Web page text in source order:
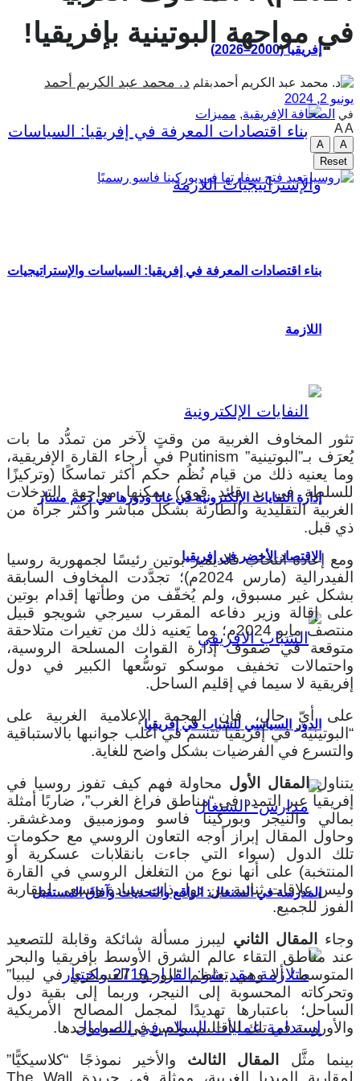
إفريقيا (2000–2026)
بناء اقتصادات المعرفة في إفريقيا: السياسات والإستراتيجيات
اللازمة
إدارة النفايات الإلكترونية في غانا ودورها في دعم مسار
الاقتصاد الأخضر في إفريقيا
الدور السياسي للشباب في إفريقيا
المدرسة في السنغال: الواقع والتحديات وآفاق المستقبل
في مواجهة البوتينية بإفريقيا!
بقلم د. محمد عبد الكريم أحمد
يونيو 2, 2024
في الصحافة الإفريقية, مميزات
AA
A
A
Reset
تثور المخاوف الغربية من وقتٍ لآخر من تمدُّد ما بات
يُعرَف بـ”البوتينية” Putinism في أرجاء القارة الإفريقية،
وما يعنيه ذلك من قيام نُظُم حكم أكثر تماسكًا (وتركيزًا
للسلطة في يد قائد قوي) يمكنها مواجهة التدخلات
الغربية التقليدية والطارئة بشكل مباشر وأكثر جرأة من
ذي قبل.
ومع إعادة انتخاب فلاديمير بوتين رئيسًا لجمهورية روسيا
الفيدرالية (مارس 2024م)؛ تجدَّدت المخاوف السابقة
بشكل غير مسبوق، ولم يُخفّف من وطأتها إقدام بوتين
على إقالة وزير دفاعه المقرب سيرجي شويجو قبيل
منتصف مايو 2024م؛ وما يَعنيه ذلك من تغيرات متلاحقة
متوقعة في صفوف إدارة القوات المسلحة الروسية،
واحتمالات تخفيف موسكو توسُّعها الكبير في دول
إفريقية لا سيما في إقليم الساحل.
على أيّ حالٍ، فإن الهجمة الإعلامية الغربية على
“البوتينية” في إفريقيا تتسم في أغلب جوانبها بالاستباقية
والتسرع في الفرضيات بشكل واضح للغاية.
يتناولالمقال الأول محاولة فهم كيف تفوز روسيا في
إفريقيا عبر التمدد في “مناطق فراغ الغرب”، ضاربًا أمثلة
بمالي والنيجر وبوركينا فاسو وموزمبيق ومدغشقر.
وحاول المقال إبراز أوجه التعاون الروسي مع حكومات
تلك الدول (سواء التي جاءت بانقلابات عسكرية أو
المنتخبة) على أنها نوع من التغلغل الروسي في القارة
وليس علاقات ثنائية بين دول ذات سيادة وتسعى لمقاربة
الفوز للجميع.
وجاء
المقال الثاني ليبرز مسألة شائكة وقابلة للتصعيد
عند مناطق التقاء عالم الشرق الأوسط بإفريقيا والبحر
المتوسط؛ ألا وهي تعاظم “الوجود العسكري في ليبيا”
وتحركاته المحسوبة إلى النيجر، وربما إلى بقية دول
الساحل؛ باعتبارها تهديدًا لمجمل المصالح الأمريكية
والأوروبية في تلك الأقاليم، وليس في ليبيا وحدها.
بينما مثَّل
المقال الثالث والأخير نموذجًا “كلاسيكيًّا”
لمقاربة الميديا الغربية، ممثلة في جريدة The Wall